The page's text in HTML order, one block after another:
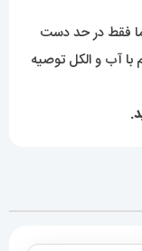
فقط در حد دست
آب و الکل توصیه